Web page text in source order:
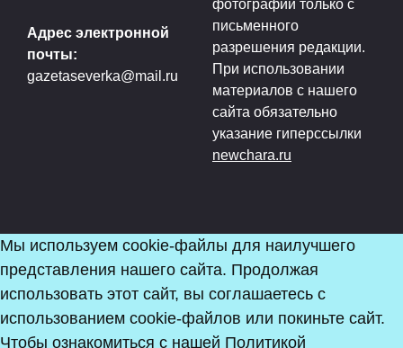
Адрес электронной
почты:
gazetaseverka@mail.ru
фотографий только с
письменного
разрешения редакции.
При использовании
материалов с нашего
сайта обязательно
указание гиперссылки
newchara.ru
Мы используем cookie-файлы для наилучшего
представления нашего сайта. Продолжая
использовать этот сайт, вы соглашаетесь с
использованием cookie-файлов или покиньте сайт.
Чтобы ознакомиться с нашей Политикой